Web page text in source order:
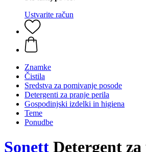
Ustvarite račun
Znamke
Čistila
Sredstva za pomivanje posode
Detergenti za pranje perila
Gospodinjski izdelki in higiena
Teme
Ponudbe
Sonett Detergent